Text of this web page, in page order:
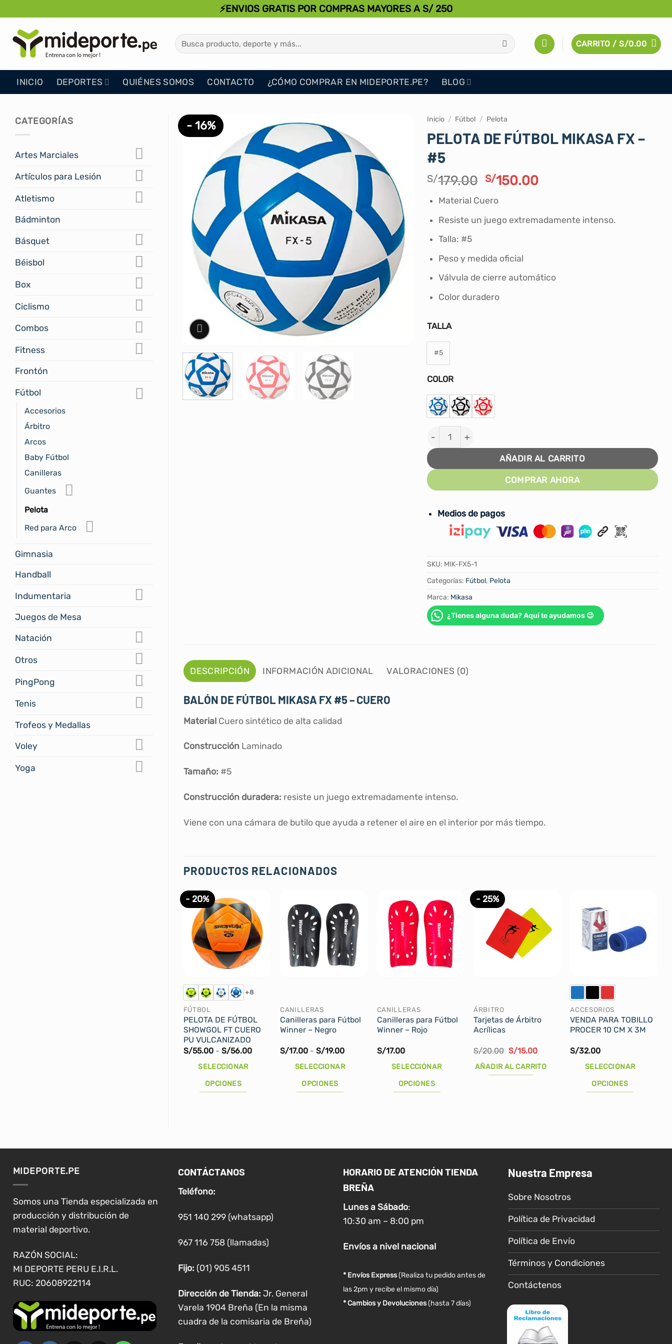
al
contenido
⚡ENVIOS GRATIS POR COMPRAS MAYORES A S/ 250
Buscar
por:
CARRITO /S/0.00
INICIO DEPORTES QUIÉNES SOMOS CONTACTO ¿CÓMO COMPRAR EN MIDEPORTE.PE? BLOG
CATEGORÍAS
Artes Marciales
Artículos para Lesión
Atletismo
Bádminton
Básquet
Béisbol
Box
Ciclismo
Combos
Fitness
Frontón
Fútbol
Accesorios
Árbitro
Arcos
Baby Fútbol
Canilleras
Guantes
Pelota
Red para Arco
Gimnasia
Handball
Indumentaria
Juegos de Mesa
Natación
Otros
PingPong
Tenis
Trofeos y Medallas
Voley
Yoga
- 16% Inicio / Fútbol / Pelota
PELOTA DE FÚTBOL MIKASA FX –
#5
S/179.00 El
original
era:
S/150.00El
es:
Material Cuero
Resiste un juego extremadamente intenso.
Talla: #5
Peso y medida oficial
Válvula de cierre automático
Color duradero
TALLA
#5
COLOR
PELOTA DE FÚTBOL MIKASA FX - #5 cantidad
AÑADIR AL CARRITO
COMPRAR AHORA
Medios de pagos
SKU: MIK-FX5-1
Categorías: Fútbol, Pelota
Marca: Mikasa
¿Tienes alguna duda? Aquí te ayudamos 😉
DESCRIPCIÓN INFORMACIÓN ADICIONAL VALORACIONES (0)
BALÓN DE FÚTBOL MIKASA FX #5 – CUERO
Material Cuero sintético de alta calidad
Construcción Laminado
Tamaño: #5
Construcción duradera: resiste un juego extremadamente intenso.
Viene con una cámara de butilo que ayuda a retener el aire en el interior por más tiempo.
PRODUCTOS RELACIONADOS
- 20%
+8
FÚTBOL
PELOTA DE FÚTBOL
SHOWGOL FT CUERO
PU VULCANIZADO
S/55.00 - S/56.00Rango
SELECCIONAR
OPCIONES
variantes.
opciones
se
en
página
producto
CANILLERAS
Canilleras para Fútbol
Winner – Negro
S/17.00 - S/19.00Rango
precios:
SELECCIONAR
OPCIONES
variantes.
CANILLERAS
Canilleras para Fútbol
Winner – Rojo
S/17.00
SELECCIONAR
OPCIONES
variantes.
opciones
elegir
en
página
producto
- 25%
ÁRBITRO
Tarjetas de Árbitro
Acrílicas
S/20.00 El
precio
original
era:
S/15.00El
actual
AÑADIR AL CARRITO
ACCESORIOS
VENDA PARA TOBILLO
PROCER 10 CM X 3M
S/32.00
SELECCIONAR
OPCIONES
variantes.
opciones
pueden
elegir
en
la
de
producto
MIDEPORTE.PE
Somos una Tienda especializada en
producción y distribución de
material deportivo.
RAZÓN SOCIAL:
MI DEPORTE PERU E.I.R.L.
RUC: 20608922114
CONTÁCTANOS
Teléfono:
951 140 299 (whatsapp)
967 116 758 (llamadas)
Fijo: (01) 905 4511
Dirección de Tienda: Jr. General
Varela 1904 Breña (En la misma
cuadra de la comisaria de Breña)
HORARIO DE ATENCIÓN TIENDA
BREÑA
Lunes a Sábado:
10:30 am – 8:00 pm
Envíosa nivel nacional
* Envíos Express(Realiza tu pedido antes de
las 2pm y recibe el mismo día)
* Cambios y Devoluciones (hasta 7 días)
Nuestra Empresa
Sobre Nosotros
Política de Privacidad
Política de Envío
Términos y Condiciones
Contáctenos